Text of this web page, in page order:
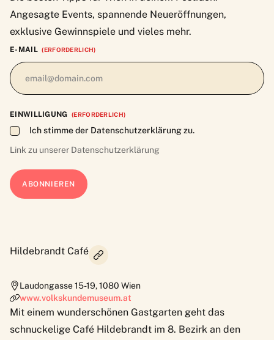
Angesagte Events, spannende Neueröffnungen,
exklusive Gewinnspiele und vieles mehr.
E-MAIL (ERFORDERLICH)
EINWILLIGUNG (ERFORDERLICH)
Ich stimme der Datenschutzerklärung zu.
Link zu unserer Datenschutzerklärung
Hildebrandt Café
Laudongasse 15-19,1080 Wien
www.volkskundemuseum.at
Mit einem wunderschönen Gastgarten geht das
schnuckelige Café Hildebrandt im 8. Bezirk an den